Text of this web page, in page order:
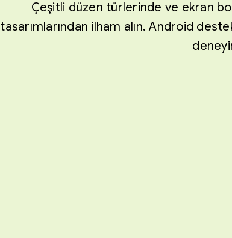
Çeşitli düzen türlerinde ve ekran
tasarımlarından ilham alın. Android